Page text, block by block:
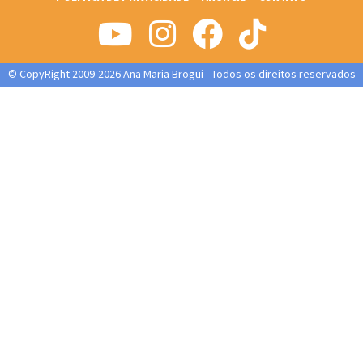
© CopyRight 2009-2026 Ana Maria Brogui - Todos os direitos reservados